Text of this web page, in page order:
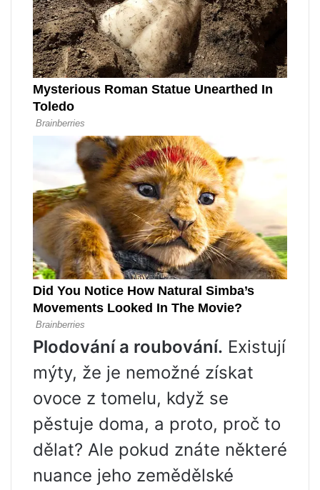
Plodování a roubování. Existují
mýty, že je nemožné získat
ovoce z tomelu, když se
pěstuje doma, a proto, proč to
dělat? Ale pokud znáte některé
nuance jeho zemědělské